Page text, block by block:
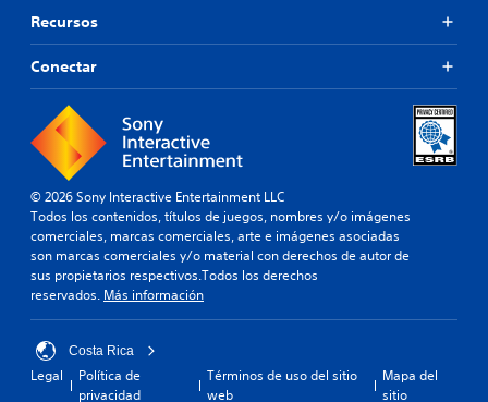
Recursos
Conectar
© 2026 Sony Interactive Entertainment LLC
Todos los contenidos, títulos de juegos, nombres y/o imágenes
comerciales, marcas comerciales, arte e imágenes asociadas
son marcas comerciales y/o material con derechos de autor de
sus propietarios respectivos.Todos los derechos
reservados. Más información
Costa Rica
Legal
Política de
privacidad
Términos de uso del sitio
web
Mapa del
sitio